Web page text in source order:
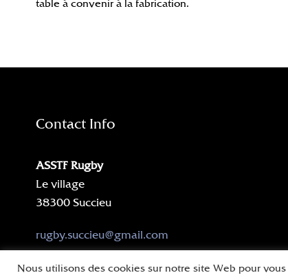
table à convenir à la fabrication.
Contact Info
ASSTF Rugby
Le village
38300 Succieu
rugby.succieu@gmail.com
Nous utilisons des cookies sur notre site Web pour